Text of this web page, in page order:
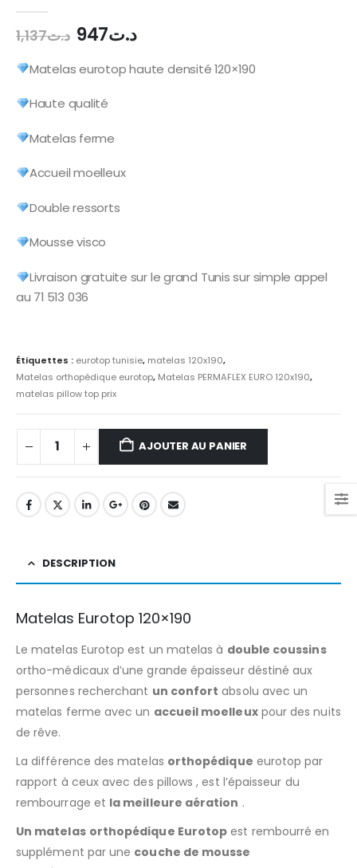
د.ت1,137 Le
initial
د.ت947 Le
actuel
Matelas eurotop haute densité 120×190
Haute qualité
Matelas ferme
Accueil moelleux
Double ressorts
Mousse visco
Livraison gratuite sur le grand Tunis sur simple appel
au 71 513 036
Étiquettes : eurotop tunisie, matelas 120x190,
Matelas orthopédique eurotop, Matelas PERMAFLEX EURO 120x190,
matelas pillow top prix
AJOUTER AU PANIER
DESCRIPTION
Matelas Eurotop 120×190
Le matelas Eurotop est un matelas à double coussins
ortho-médicaux d’une grande épaisseur déstiné aux
personnes recherchant un confort absolu avec un
matelas ferme avec un accueil moelleuxpour des nuits
de rêve.
La différence des matelas orthopédique eurotop par
rapport à ceux avec des pillows , est l’épaisseur du
rembourrage et la meilleure aération .
Un matelas orthopédique Eurotop est rembourré en
supplément par une couche de mousse